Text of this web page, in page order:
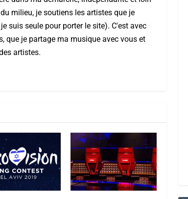
milieu, je soutiens les artistes que je
suis seule pour porter le site). C'est avec
que je partage ma musique avec vous et
artistes.